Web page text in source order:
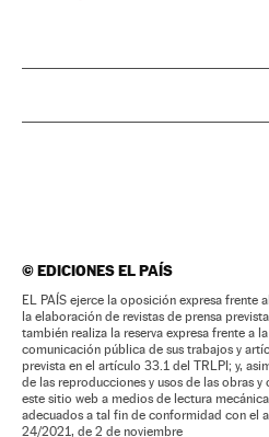
©EDICIONES EL PAÍS
EL PAÍS ejerce la oposición expresa frente
la elaboración de revistas de prensa
también realiza la reserva expresa frente a
comunicación pública de sus trabajos y
prevista en el artículo 33.1 del TRLPI; y,
de las reproducciones y usos de las obras
este sitio web a medios de lectura
adecuados a tal fin de conformidad con el
24/2021, de 2 de noviembre